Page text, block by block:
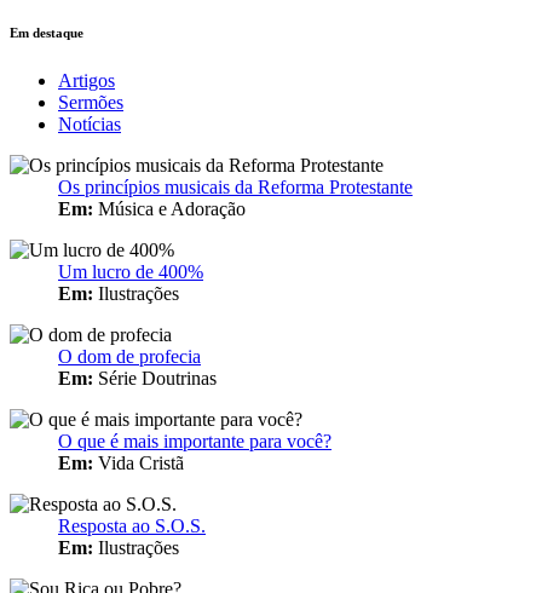
Em destaque
Artigos
Sermões
Notícias
Os princípios musicais da Reforma Protestante
Em: Música e Adoração
Um lucro de 400%
Em: Ilustrações
O dom de profecia
Em: Série Doutrinas
O que é mais importante para você?
Em: Vida Cristã
Resposta ao S.O.S.
Em: Ilustrações